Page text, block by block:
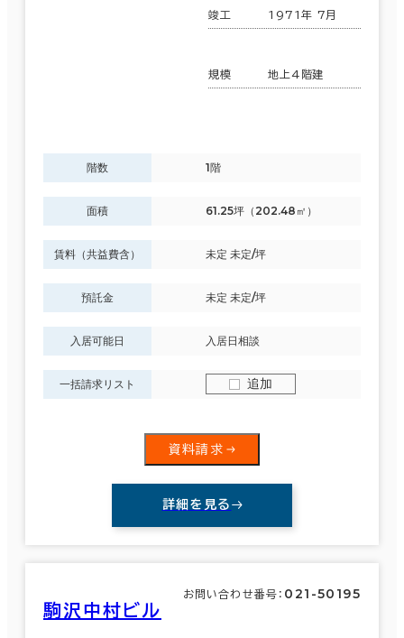
竣工 1971年 7月
規模 地上4階建
階数 1階
面積 61.25坪（202.48㎡）
賃料（共益費含） 未定 未定/坪
預託金 未定 未定/坪
入居可能日 入居日相談
一括請求リスト 追加
資料請求
詳細を見る
駒沢中村ビル
お問い合わせ番号： 021-50195
23室